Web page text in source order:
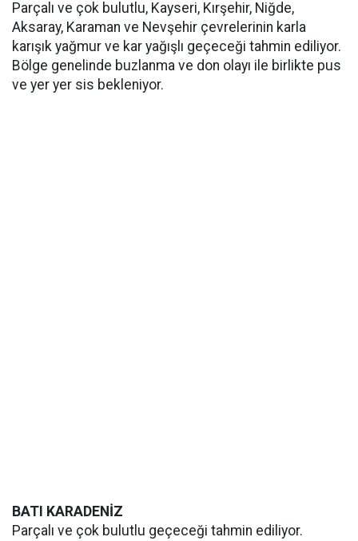
Parçalı ve çok bulutlu, Kayseri, Kırşehir, Niğde,
Aksaray, Karaman ve Nevşehir çevrelerinin karla
karışık yağmur ve kar yağışlı geçeceği tahmin ediliyor.
Bölge genelinde buzlanma ve don olayı ile birlikte pus
ve yer yer sis bekleniyor.
BATI KARADENİZ
Parçalı ve çok bulutlu geçeceği tahmin ediliyor.